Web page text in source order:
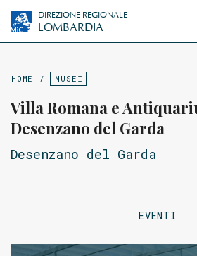
DIREZIONE REGIONALE
LOMBARDIA
HOME / MUSEI
Villa Romana e
Desenzano del Garda
Desenzano del Garda
EVENTI